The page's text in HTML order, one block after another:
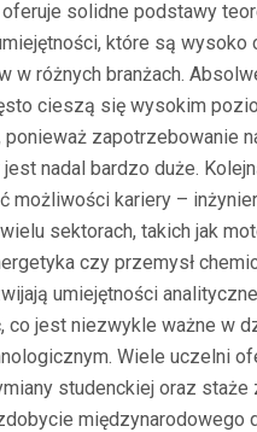
solidne podstawy
które są wysoko
w różnych branżach.
cieszą się wysokim
ponieważ zapotrzebowanie
nadal bardzo duże.
możliwości kariery –
sektorach, takich jak
czy przemysł
umiejętności
co jest niezwykle ważne w
Wiele uczelni
studenckiej oraz staże
międzynarodowego